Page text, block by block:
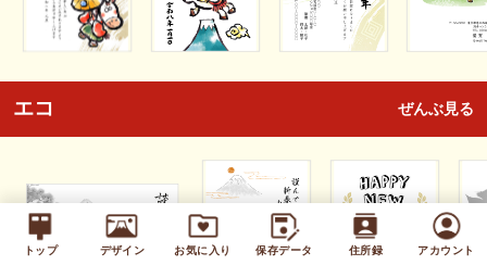
トップ デザイン お気に入り 保存データ 住所録 アカウント
エコ ぜんぶ見る